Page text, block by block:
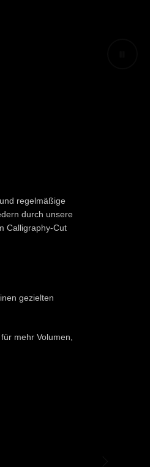
regelmäßige
durch unsere
Calligraphy-Cut
gezielten
mehr Volumen,